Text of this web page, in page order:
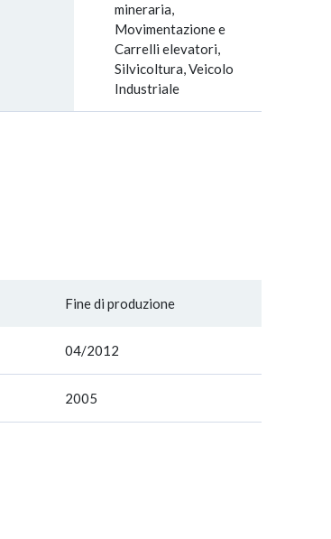
mineraria,
Movimentazione e
Carrelli elevatori,
Silvicoltura, Veicolo
Industriale
Fine di produzione
04/2012
2005